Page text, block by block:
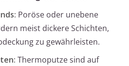
Poröse oder unebene
meist dickere Schichten,
zu gewährleisten.
Thermoputze sind auf